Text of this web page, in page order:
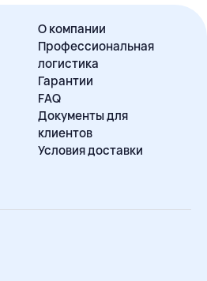
О компании
Профессиональная
логистика
Гарантии
FAQ
Документы для
клиентов
Условия доставки